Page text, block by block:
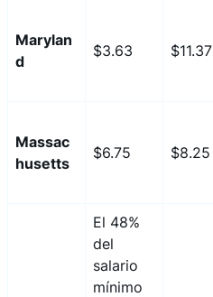
Marylan
d
$3.63 $11.37
Massac
husetts
$6.75 $8.25
El 48%
del
salario
mínimo